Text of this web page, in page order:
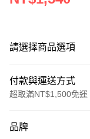
請選擇商品選項
付款與運送方式
超取滿NT$1,500免運
信用卡一次付款
品牌